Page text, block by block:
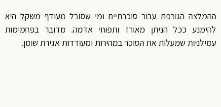
ההמלצה הגורפת עבור סוכרתיים ומי שסובל מעודף משקל היא
להימנע ככל הניתן מאורז ותפוחי אדמה. מדובר בפחמימות
עמילניות שמעלות את הסוכר במהירות ומעודדות אגירת שומן.